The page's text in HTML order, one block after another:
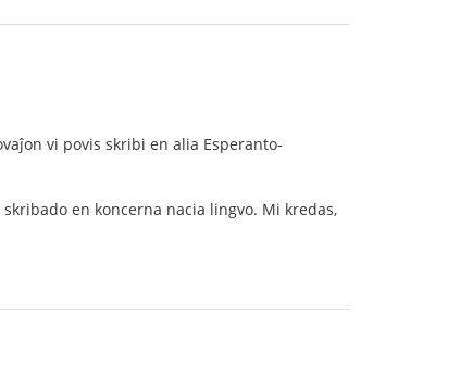
vi povis skribi en alia Esperanto-
en koncerna nacia lingvo. Mi kredas,